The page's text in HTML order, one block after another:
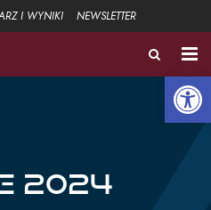
I WYNIKI NEWSLETTER
2024